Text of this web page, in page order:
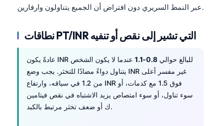
عبر النمط السريري دون افتراض أن الجميع يتناولون وارفارين.
نطاقات PT/INR التي تشير إلى نقص أو تنفيه
عادةً يكون INR للبالغ حوالي 0.8-1.1
عندما لا يكون الشخص
يتناول دواءً مضادًا للتخثر. يجب وضع INR غير مفسر أعلى
من 1.2 في سياقه، وارتفاع INR فوق 1.5 مع كدمات، أو
سوء تناول، أو سوء امتصاص يزيد الاشتباه في نقص فيتامين
ك أو ضعف تخثر مرتبط بالكبد.